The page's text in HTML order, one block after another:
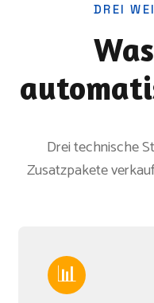
DREI
Drei technische
Zusatzpakete
📊